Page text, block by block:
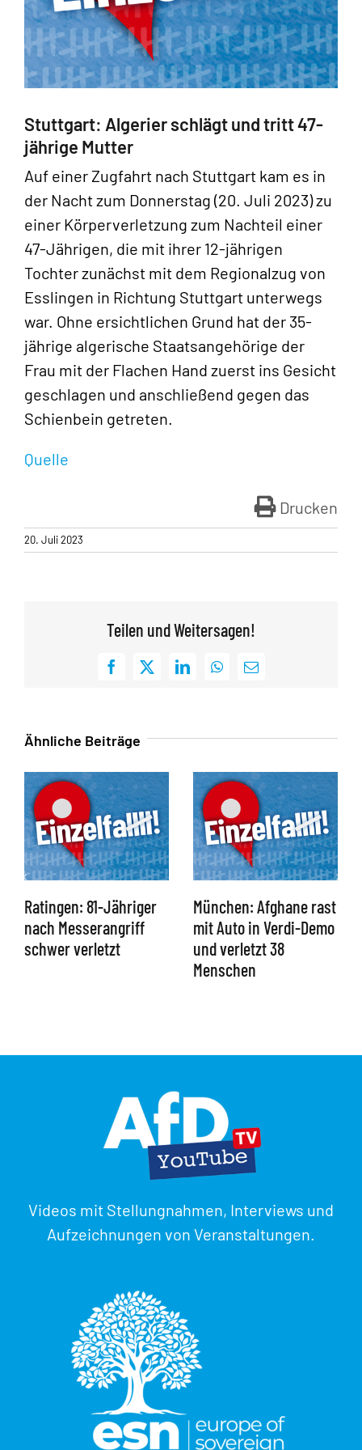
Stuttgart: Algerier schlägt und tritt 47-
jährige Mutter
Auf einer Zugfahrt nach Stuttgart kam es in
der Nacht zum Donnerstag (20. Juli 2023) zu
einer Körperverletzung zum Nachteil einer
47-Jährigen, die mit ihrer 12-jährigen
Tochter zunächst mit dem Regionalzug von
Esslingen in Richtung Stuttgart unterwegs
war. Ohne ersichtlichen Grund hat der 35-
jährige algerische Staatsangehörige der
Frau mit der Flachen Hand zuerst ins Gesicht
geschlagen und anschließend gegen das
Schienbein getreten.
Quelle
Drucken
20. Juli 2023
Teilen und Weitersagen!
Facebook
X LinkedInWhatsApp
E-
Ähnliche Beiträge
Ratingen: 81-Jähriger
nach Messerangriff
schwer verletzt
München: Afghane rast
mit Auto in Verdi-Demo
und verletzt 38
Menschen
Videos mit Stellungnahmen, Interviews und
Aufzeichnungen von Veranstaltungen.